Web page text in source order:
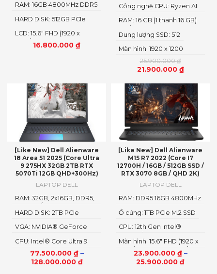
16.800.000 ₫
LCD: 15.6" FHD (1920 x
1080)
HARD DISK: 512GB PCIe
RAM: 16GB 4800MHz DDR5
25.900.000₫
21.900.000 ₫
Màn hình: 1920 x 1200
Pixels
Dung lượng SSD: 512
RAM: 16 GB (1 thanh 16 GB)
Loại RAM: DDR5
Công nghệ CPU: Ryzen AI
[Like New] Dell Alienware
18 Area 51 2025 (Core Ultra
9 275HX 32GB 2TB RTX
5070Ti 12GB QHD+300Hz)
LAPTOP DELL
77.500.000 ₫–
128.000.000 ₫
CPU: Intel® Core Ultra 9
VGA: NVIDIA® GeForce
RTX™ 5070Ti 12GB GDDR
HARD DISK: 2TB PCIe
RAM: 32GB, 2x16GB, DDR5,
6400MT/s
[Like New] Dell Alienware
M15 R7 2022 (Core I7
12700H / 16GB / 512GB SSD /
RTX 3070 8GB / QHD 2K)
LAPTOP DELL
23.900.000 ₫–
25.900.000 ₫
Màn hình: 15.6″ FHD (1920 x
1080) 165Hz, Non-Touch,
3ms, Advanced Optimus,
ComfortView Plus, NVIDIA
CPU: 12th Gen Intel®
Core™ i7 12700H vPro Up
To 4.7GHz (14 Cores, 20
Threads, 24MB Cache)
Ổ cứng: 1TB PCIe M.2 SSD
RAM: DDR5 16GB 4800MHz